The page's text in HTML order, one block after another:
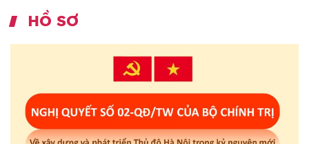
HỒ SƠ